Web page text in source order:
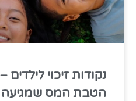
נקודות זיכוי
הטבת המס